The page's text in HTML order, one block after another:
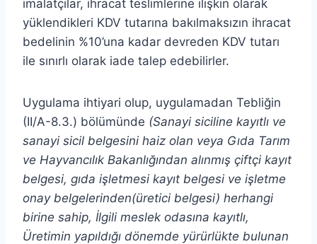
imalatçılar, ihracat teslimlerine ilişkin olarak
yüklendikleri KDV tutarına bakılmaksızın ihracat
bedelinin %10’una kadar devreden KDV tutarı
ile sınırlı olarak iade talep edebilirler.
Uygulama ihtiyari olup, uygulamadan Tebliğin
(II/A-8.3.) bölümünde (Sanayi siciline kayıtlı ve
sanayi sicil belgesini haiz olan veya Gıda Tarım
ve Hayvancılık Bakanlığından alınmış çiftçi kayıt
belgesi, gıda işletmesi kayıt belgesi ve işletme
onay belgelerinden(üretici belgesi) herhangi
birine sahip, İlgili meslek odasına kayıtlı,
Üretimin yapıldığı dönemde yürürlükte bulunan